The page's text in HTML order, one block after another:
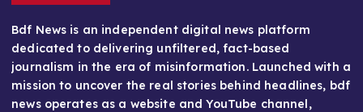
Bdf News is an independent digital news platform
dedicated to delivering unfiltered, fact-based
journalism in the era of misinformation. Launched with a
mission to uncover the real stories behind headlines, bdf
news operates as a website and YouTube channel,